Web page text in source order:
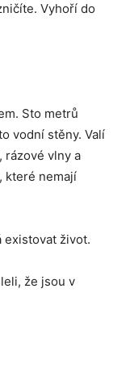
Vyhoří do
Sto metrů
vodní stěny. Valí
rázové vlny a
které nemají
existovat život.
že jsou v